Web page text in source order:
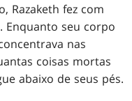
Razaketh fez com
Enquanto seu corpo
nas
coisas mortas
abaixo de seus pés.